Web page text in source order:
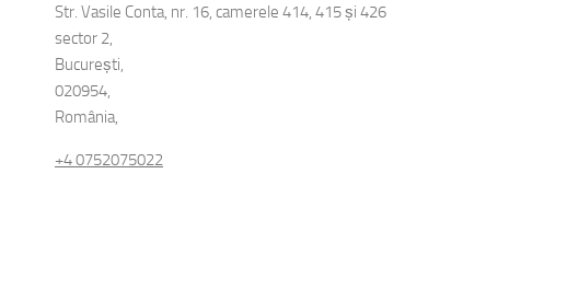
Str. Vasile Conta, nr. 16, camerele 414, 415 și 426
sector 2,
București,
020954,
România,
+4 0752075022